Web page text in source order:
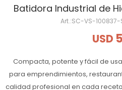
Batidora Industrial de
SC-VS-
USD
Compacta, potente y fácil de
para emprendimientos,
calidad profesional en cada